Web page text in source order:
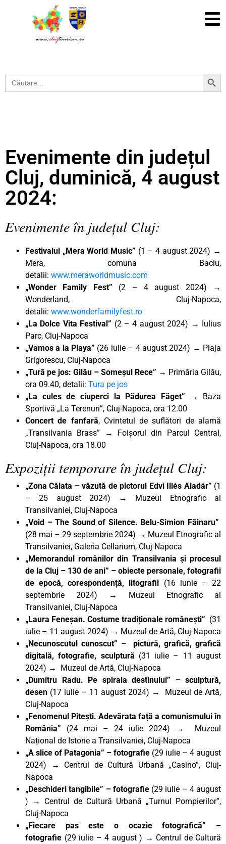
Search
for:
Search Button
Evenimente din județul
Cluj, duminică, 4 august
2024:
Evenimente în județul Cluj:
Festivalul „Mera World Music” (1 – 4 august 2024) →
Mera, comuna Baciu,
detalii: www.meraworldmusic.com
„Wonder Family Fest” (2 – 4 august 2024) →
Wonderland, Cluj-Napoca,
detalii: www.wonderfamilyfest.ro
„La Dolce Vita Festival” (2 – 4 august 2024) → Iulius
Parc, Cluj-Napoca
„Vamos a la Playa” (26 iulie – 4 august 2024) → Plaja
Grigorescu, Cluj-Napoca
„Tură pe jos: Gilău – Someșul Rece” → Primăria Gilău,
ora 09.40, detalii: Tura pe jos
„La cules de ciuperci la Pădurea Făget” → Baza
Sportivă „La Terenuri”, Cluj-Napoca, ora 12.00
Concert de fanfară, Cvintetul de suflători de alamă
„Transilvania Brass” → Foișorul din Parcul Central,
Cluj-Napoca, ora 18.00
Expoziții temporare în județul Cluj:
„Zona Călata – văzută de pictorul Edvi Illés Aladár” (1
– 25 august 2024)
→ Muzeul Etnografic al
Transilvaniei, Cluj-Napoca
„Void – The Sound of Silence. Belu-Simion Făinaru”
(28 mai – 29 septembrie 2024) → Muzeul Etnografic al
Transilvaniei, Galeria Cellarium, Cluj-Napoca
„Memorandul românilor din Transilvania și procesul
de la Cluj – 130 de ani” – obiecte personale, fotografii
de epocă, corespondență, litografii (16 iunie – 22
septembrie 2024)
→ Muzeul Etnografic al
Transilvaniei, Cluj-Napoca
„Laura Feneșan. Costume tradiționale românești” (31
iulie – 11 august 2024) → Muzeul de Artă, Cluj-Napoca
„Necunoscutul cunoscut” –pictură, grafică, grafică
digitală, fotografie, sculptură (31 iulie – 11 august
2024) → Muzeul de Artă, Cluj-Napoca
„Dumitru Radu. Pe spirala destinului” – sculptură,
desen (17 iulie – 11 august 2024) → Muzeul de Artă,
Cluj-Napoca
„Fenomenul Pitești. Adevărata față a comunismului în
România” (24 mai – 24 iulie 2024) → Muzeul
Național de Istorie a Transilvaniei, Cluj-Napoca
„A slice of Patagonia” – fotografie (29 iulie – 4 august
2024) → Centrul de Cultură Urbană „Casino”, Cluj-
Napoca
„Deschideri tangibile” – fotografie(29 iulie – 4 august
) → Centrul de Cultură Urbană „Turnul Pompierilor”,
Cluj-Napoca
„Fiecare pas este o ocazie fotografică” –
fotografie (29 iulie – 4 august ) → Centrul de Cultură